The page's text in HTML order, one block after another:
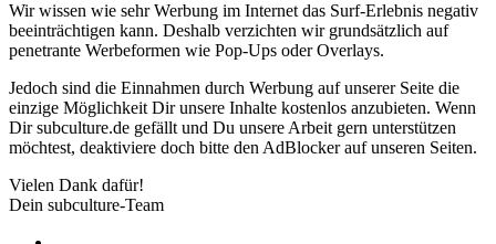
Wir wissen wie sehr Werbung im Internet das Surf-Erlebnis negativ
beeinträchtigen kann. Deshalb verzichten wir grundsätzlich auf
penetrante Werbeformen wie Pop-Ups oder Overlays.
Jedoch sind die Einnahmen durch Werbung auf unserer Seite die
einzige Möglichkeit Dir unsere Inhalte kostenlos anzubieten. Wenn
Dir subculture.de gefällt und Du unsere Arbeit gern unterstützen
möchtest, deaktiviere doch bitte den AdBlocker auf unseren Seiten.
Vielen Dank dafür!
Dein subculture-Team